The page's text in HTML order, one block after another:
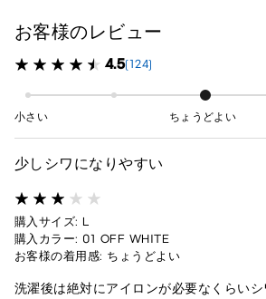
お客様のレビュー
4.5(124)
小さい ちょうどよい
少しシワになりやすい
購入サイズ: L
購入カラー: 01 OFF WHITE
お客様の着用感: ちょうどよい
洗濯後は絶対にアイロンが必要なくらい